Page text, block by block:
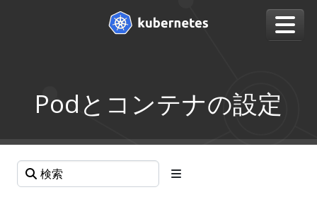
Podとコンテナの設定